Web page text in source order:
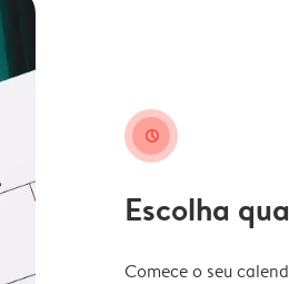
clock
Escolha
Comece o seu